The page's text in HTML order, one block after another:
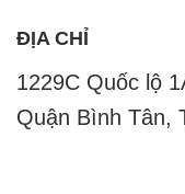
ĐỊA CHỈ
1229C Quốc lộ
Quận Bình Tân,